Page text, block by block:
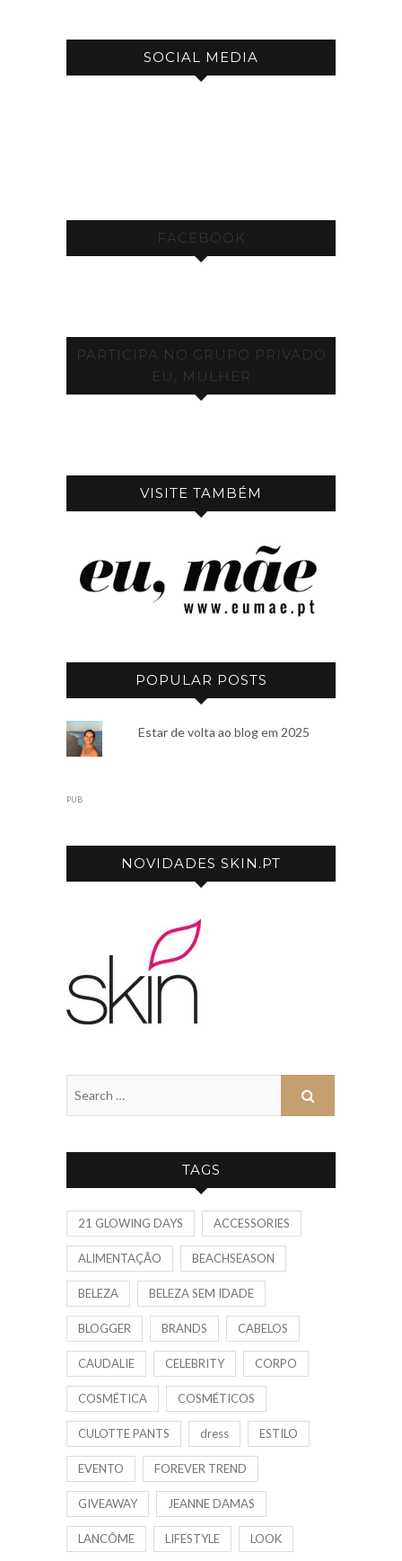
SOCIAL MEDIA
FACEBOOK
PARTICIPA NO GRUPO PRIVADO
EU, MULHER
VISITE TAMBÉM
POPULAR POSTS
Estar de volta ao blog em 2025
PUB
NOVIDADES SKIN.PT
TAGS
21 GLOWING DAYS ACCESSORIES
ALIMENTAÇÃO BEACHSEASON
BELEZA BELEZA SEM IDADE
BLOGGER BRANDS CABELOS
CAUDALIE CELEBRITY CORPO
COSMÉTICA COSMÉTICOS
CULOTTE PANTS dress ESTILO
EVENTO FOREVER TREND
GIVEAWAY JEANNE DAMAS
LANCÔME LIFESTYLE LOOK